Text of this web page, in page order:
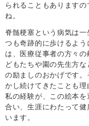
られることもあります
ね。
脊髄梗塞という病気は
つも奇跡的に歩けるよ
は、医療従事者の方々
どもたちや園の先生方
の励ましのおかげです
かし続けてきたことも理
私の経験が、この絵本
合い、生涯にわたって
います。